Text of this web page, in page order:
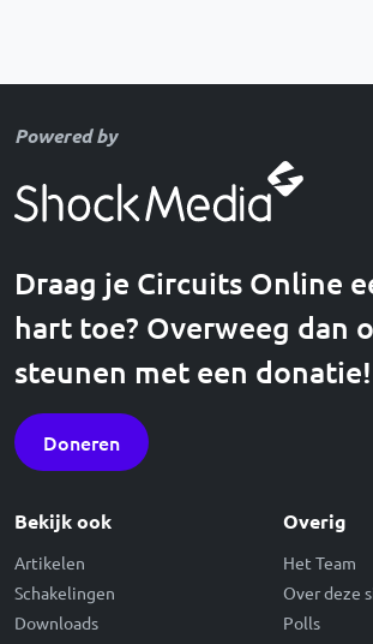
Powered by
Draag je Circuits Online
hart toe? Overweeg dan
steunen met een donatie!
Doneren
Bekijk ook
Artikelen
Schakelingen
Downloads
Overig
Het Team
Over deze
Polls